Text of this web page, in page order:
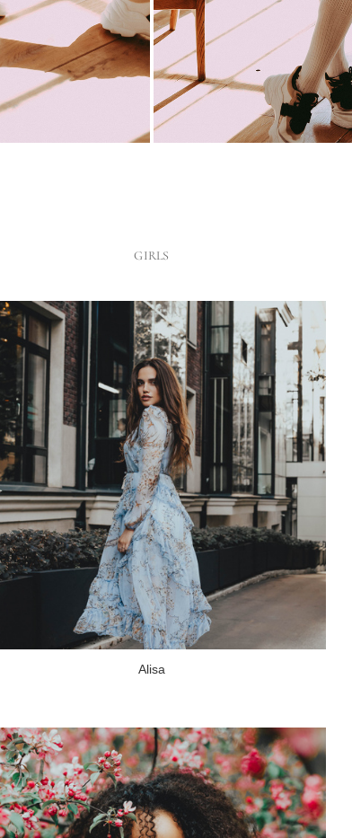
GIRLS
Alisa